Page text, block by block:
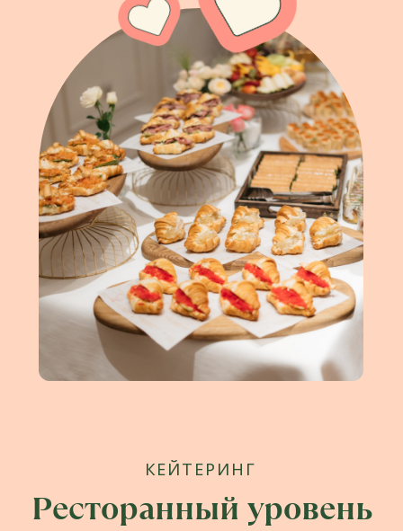
Наши просторные, светлые и
стильные залы позволяют проводить
самые масштабные и незабываемые
праздники и шоу-программы.
Соберитесь тёплым семейным
кругом или позовите друзей в честь
ПРАЗДНИКИ
RIBAMBELLE —
фабрика по созданию
праздников мечты
Узнать больше